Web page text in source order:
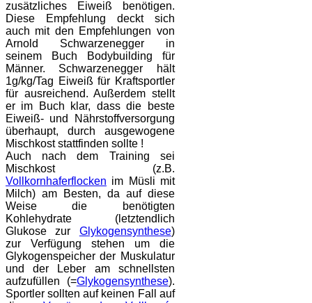
zusätzliches Eiweiß benötigen.
Diese Empfehlung deckt sich
auch mit den Empfehlungen von
Arnold Schwarzenegger in
seinem Buch Bodybuilding für
Männer. Schwarzenegger hält
1g/kg/Tag Eiweiß für Kraftsportler
für ausreichend. Außerdem stellt
er im Buch klar, dass die beste
Eiweiß- und Nährstoffversorgung
überhaupt, durch ausgewogene
Mischkost stattfinden sollte !
Auch nach dem Training sei
Mischkost (z.B.
Vollkornhaferflocken im Müsli mit
Milch) am Besten, da auf diese
Weise die benötigten
Kohlehydrate (letztendlich
Glukose zur Glykogensynthese)
zur Verfügung stehen um die
Glykogenspeicher der Muskulatur
und der Leber am schnellsten
aufzufüllen (=Glykogensynthese).
Sportler sollten auf keinen Fall auf